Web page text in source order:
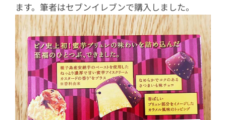
ます。筆者はセブンイレブンで購入しました。